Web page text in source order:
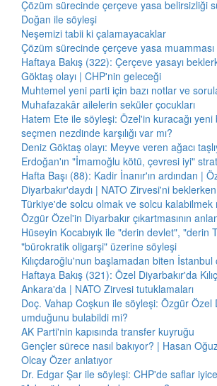
Çözüm sürecinde çerçeve yasa belirsizliği
Doğan ile söyleşi
Neşemizi tabii ki çalamayacaklar
Çözüm sürecinde çerçeve yasa muamması
Haftaya Bakış (322): Çerçeve yasayı
Göktaş olayı | CHP'nin geleceği
Muhtemel yeni parti için bazı notlar ve
Muhafazakâr ailelerin seküler çocukları
Hatem Ete ile söyleşi: Özel'in kuracağı yeni
seçmen nezdinde karşılığı var mı?
Deniz Göktaş olayı: Meyve veren ağacı
Erdoğan'ın "İmamoğlu kötü, çevresi iyi"
Hafta Başı (88): Kadir İnanır'ın ardından |
Diyarbakır'daydı | NATO Zirvesi'ni beklerken
Türkiye'de solcu olmak ve solcu kalabilmek
Özgür Özel'in Diyarbakır çıkartmasının
Hüseyin Kocabıyık ile "derin devlet", "derin
"bürokratik oligarşi" üzerine söyleşi
Kılıçdaroğlu'nun başlamadan biten İstanbul
Haftaya Bakış (321): Özel Diyarbakır'da
Ankara'da | NATO Zirvesi tutuklamaları
Doç. Vahap Coşkun ile söyleşi: Özgür Özel
umduğunu bulabildi mi?
AK Parti'nin kapısında transfer kuyruğu
Gençler sürece nasıl bakıyor? | Hasan
Olcay Özer anlatıyor
Dr. Edgar Şar ile söyleşi: CHP'de saflar